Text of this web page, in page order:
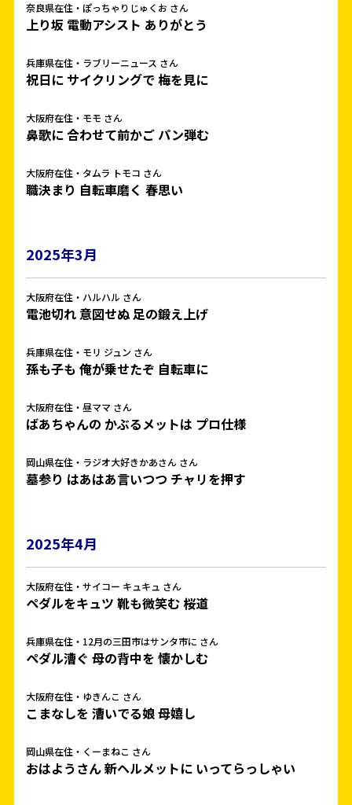
奈良県在住・ぽっちゃりじゅくお さん
上り坂 電動アシスト ありがとう
兵庫県在住・ラブリーニュース さん
祝日に サイクリングで 梅を見に
大阪府在住・モモ さん
鼻歌に 合わせて前かご パン弾む
大阪府在住・タムラ トモコ さん
職決まり 自転車磨く 春思い
2025年3月
大阪府在住・ハルハル さん
電池切れ 意図せぬ 足の鍛え上げ
兵庫県在住・モリ ジュン さん
孫も子も 俺が乗せたぞ 自転車に
大阪府在住・昼ママ さん
ばあちゃんの かぶるメットは プロ仕様
岡山県在住・ラジオ大好きかあさん さん
墓参り はあはあ言いつつ チャリを押す
2025年4月
大阪府在住・サイコー キュキュ さん
ペダルをキュツ 靴も微笑む 桜道
兵庫県在住・12月の三田市はサンタ市に さん
ペダル漕ぐ 母の背中を 懐かしむ
大阪府在住・ゆきんこ さん
こまなしを 漕いでる娘 母嬉し
岡山県在住・くーまねこ さん
おはようさん 新ヘルメットに いってらっしゃい